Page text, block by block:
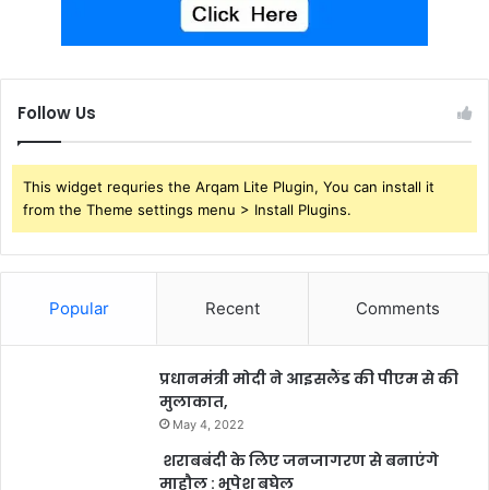
Follow Us
This widget requries the Arqam Lite Plugin, You can install it
from the Theme settings menu > Install Plugins.
Popular Recent Comments
प्रधानमंत्री मोदी ने आइसलैंड की पीएम से की
मुलाकात,
May 4, 2022
शराबबंदी के लिए जनजागरण से बनाएंगे
माहौल : भूपेश बघेल